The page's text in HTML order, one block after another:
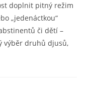
doplnit pitný režim
„jedenáctkou“
či dětí –
výběr druhů djusů,